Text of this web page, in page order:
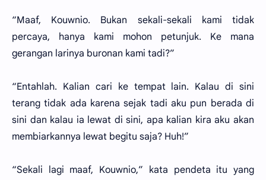
“Maaf, Kouwnio. Bukan sekali-sekali kami tidak
percaya, hanya kami mohon petunjuk. Ke mana
gerangan larinya buronan kami tadi?”
“Entahlah. Kalian cari ke tempat lain. Kalau di sini
terang tidak ada karena sejak tadi aku pun berada di
sini dan kalau ia lewat di sini, apa kalian kira aku akan
membiarkannya lewat begitu saja? Huh!”
“Sekali lagi maaf, Kouwnio,” kata pendeta itu yang